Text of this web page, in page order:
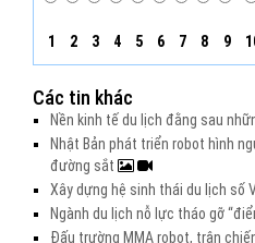
1 2 3 4 5 6 7 8 9
Các tin khác
Nền kinh tế du lịch đằng sau
Nhật Bản phát triển robot hình
đường sắt
Xây dựng hệ sinh thái du lịch số
Ngành du lịch nỗ lực tháo gỡ
Đấu trường MMA robot, trận